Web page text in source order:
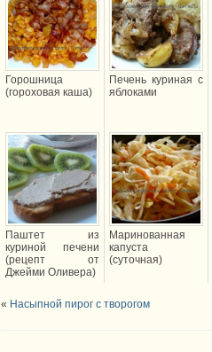
Горошница
(гороховая каша)
Печень куриная с
яблоками
Паштет из
куриной печени
(рецепт от
Джейми Оливера)
Маринованная
капуста
(суточная)
« Насыпной пирог с творогом